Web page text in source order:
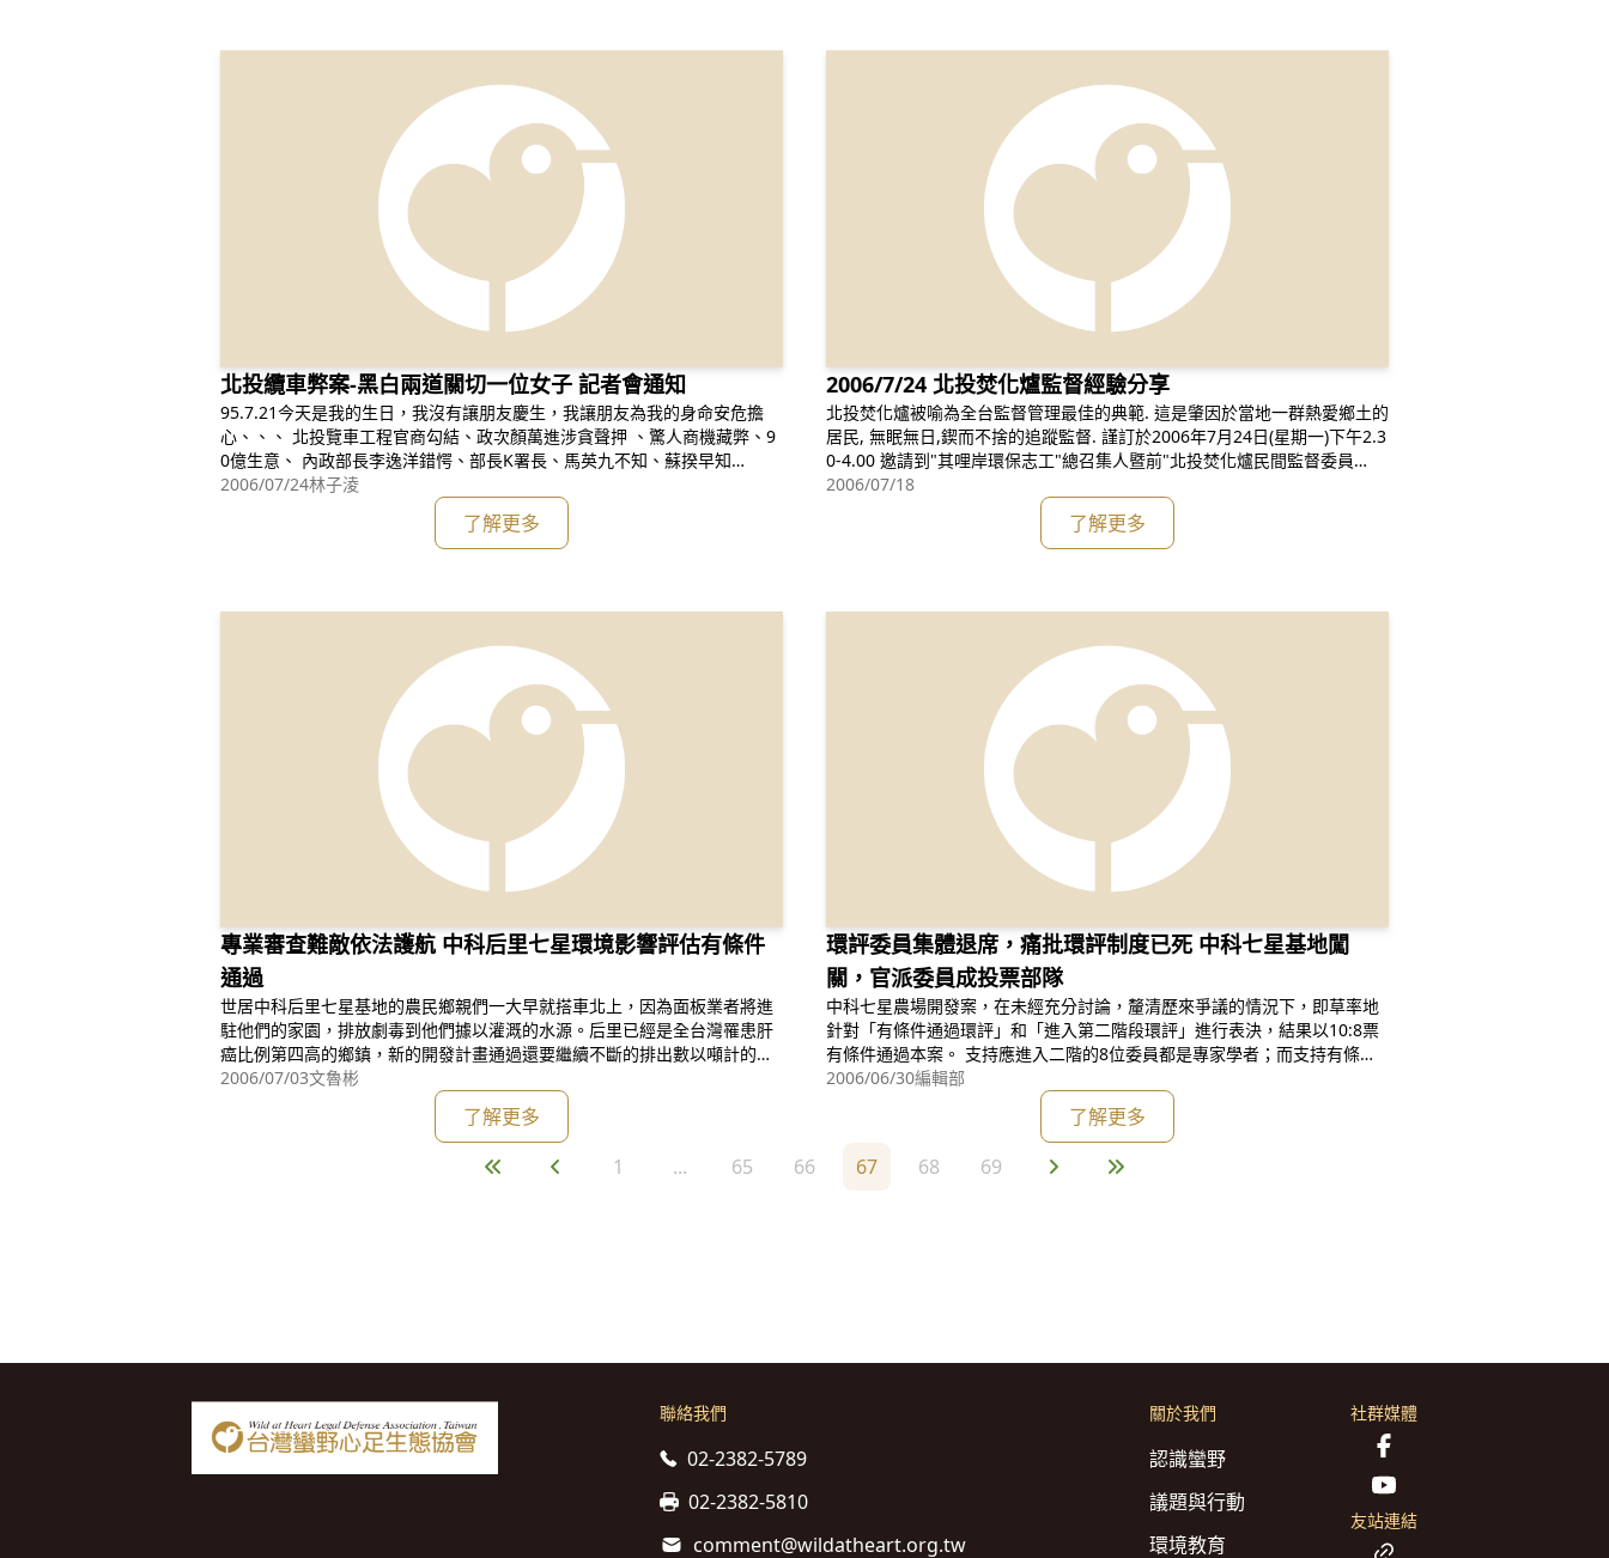
北投纜車弊案-黑白兩道關切一位女子 記者會通知
95.7.21今天是我的生日，我沒有讓朋友慶生，我讓朋友為我的身命安危擔
心、、、 北投覽車工程官商勾結、政次顏萬進涉貪聲押 、驚人商機藏弊、9
0億生意、 內政部長李逸洋錯愕、部長K署長、馬英九不知、蘇揆早知
道、、、、、、 貪 → 顏萬進？蔡佰祿等5人？ 瀆 → 市政府 無能！ 馬英九
2006/07/24林子淩
了解更多
2006/7/24 北投焚化爐監督經驗分享
北投焚化爐被喻為全台監督管理最佳的典範. 這是肇因於當地一群熱愛鄉土的
居民, 無眠無日,鍥而不捨的追蹤監督. 謹訂於2006年7月24日(星期一)下午2.3
0-4.00 邀請到"其哩岸環保志工"總召集人暨前"北投焚化爐民間監督委員
會"召集人 --王培英先生 與我們分享他監督協調管理焚化爐的實務經驗及廠
商可能的取巧規避作法, 相信可讓我們
2006/07/18
了解更多
專業審查難敵依法護航 中科后里七星環境影響評估有條件
通過
世居中科后里七星基地的農民鄉親們一大早就搭車北上，因為面板業者將進
駐他們的家園，排放劇毒到他們據以灌溉的水源。后里已經是全台灣罹患肝
癌比例第四高的鄉鎮，新的開發計畫通過還要繼續不斷的排出數以噸計的有
毒氣體到他們呼吸的空氣裡。6月30日在環保署進行的環評審查委員會，將
樓下近百警力嚴陣以待，彷彿是一道防衛財團的冰冷的牆，無情地
2006/07/03文魯彬
了解更多
環評委員集體退席，痛批環評制度已死 中科七星基地闖
關，官派委員成投票部隊
中科七星農場開發案，在未經充分討論，釐清歷來爭議的情況下，即草率地
針對「有條件通過環評」和「進入第二階段環評」進行表決，結果以10:8票
有條件通過本案。 支持應進入二階的8位委員都是專家學者；而支持有條件
通過的10個委員中，有5位是從未親自與會參與專案小組討論的官派委員，
若以環評制度所要求的科學與專業來說，這次的審議結果可以說是「行政
院」的手伸進環評會的必然結果。 面對這種惡質、不尊重
2006/06/30編輯部
了解更多
1
... 65 66 67 68 69
聯絡我們
02-2382-5789
02-2382-5810
comment@wildatheart.org.tw
關於我們
認識蠻野
議題與行動
環境教育
社群媒體
友站連結